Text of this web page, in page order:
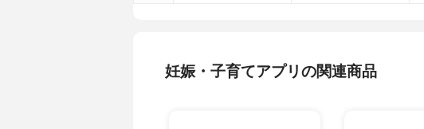
妊娠・子育てアプリの関連商品